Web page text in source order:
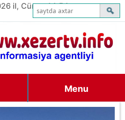
il, Cümə, 14:54
Menu